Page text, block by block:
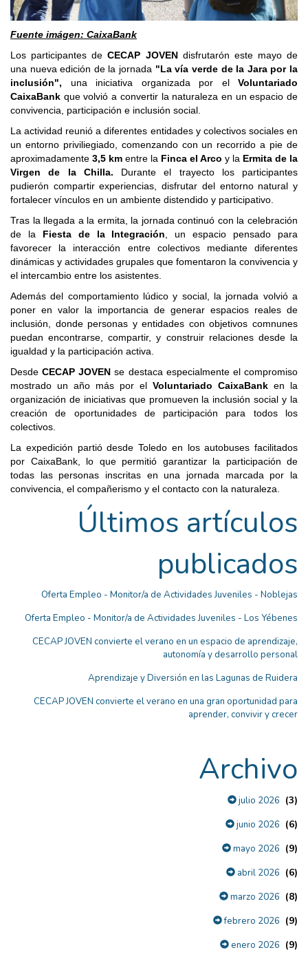
Fuente imágen: CaixaBank
Los participantes deCECAP JOVEN disfrutarón este mayo de
una nueva edición de la jornada "La vía verde de la Jara por la
inclusión", una iniciativa organizada por el Voluntariado
CaixaBank que volvió a convertir la naturaleza en un espacio de
convivencia, participación e inclusión social.
La actividad reunió a diferentes entidades y colectivos sociales en
un entorno priviliegiado, comenzando con un recorrido a pie de
aproximadamente 3,5 km entre la Finca el Arco y la Ermita de la
Virgen de la Chilla. Durante el trayecto los participantes
pudierón compartir experiencias, disfrutar del entorno natural y
fortalecer vínculos en un ambiente distendido y participativo.
Tras la llegada a la ermita, la jornada continuó con la celebración
de la Fiesta de la Integración , un espacio pensado para
favorecer la interacción entre colectivos mediante diferentes
dinámicas y actividades grupales que fomentaron la convivencia y
el intercambio entre los asistentes.
Además del comportamiento lúdico y social, la jornada volvió a
poner en valor la importancia de generar espacios reales de
inclusión, donde personas y entidades con objetivos comnunes
puedan encontrarse, compartir, y construir relaciones desde la
igualdad y la participación activa.
DesdeCECAP JOVENse destaca especialmente el compromiso
mostrado un año más por el Voluntariado CaixaBank en la
organización de iniciativas que promueven la inclusión social y la
creación de oportunidades de participación para todos los
colectivos.
La expedición partió desde Toledo en los autobuses facilitados
por CaixaBank, lo que permitió garantizar la participación de
todas las personas inscritas en una jornada marcada por la
convivencia, el compañerismo y el contacto con la naturaleza.
Últimos artículos
publicados
Oferta Empleo - Monitor/a de Actividades Juveniles - Noblejas
Oferta Empleo - Monitor/a de Actividades Juveniles - Los Yébenes
CECAP JOVEN convierte el verano en un espacio de aprendizaje,
autonomía y desarrollo personal
Aprendizaje y Diversión en las Lagunas de Ruidera
CECAP JOVEN convierte el verano en una gran oportunidad para
aprender, convivir y crecer
Archivo
julio 2026 (3)
junio 2026 (6)
mayo 2026 (9)
abril 2026 (6)
marzo 2026 (8)
febrero 2026 (9)
enero 2026 (9)